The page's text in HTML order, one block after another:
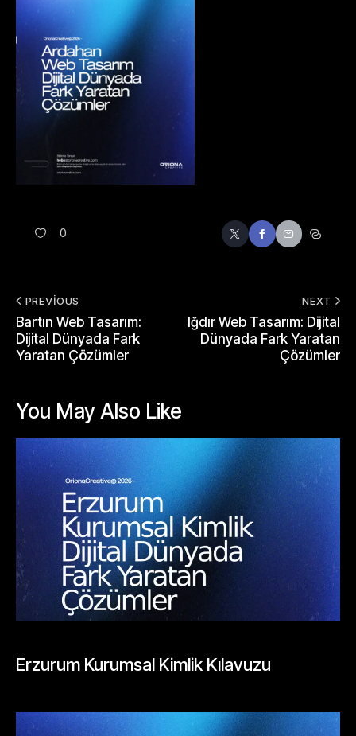
0
PREVIOUS
Bartın Web Tasarım:
Dijital Dünyada Fark
Yaratan Çözümler
NEXT
Iğdır Web Tasarım: Dijital
Dünyada Fark Yaratan
Çözümler
You May Also Like
Erzurum Kurumsal Kimlik Kılavuzu